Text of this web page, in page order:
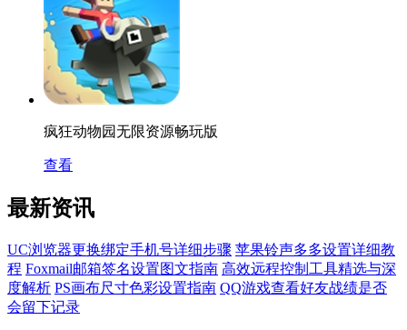
疯狂动物园无限资源畅玩版
查看
最新资讯
UC浏览器更换绑定手机号详细步骤 苹果铃声多多设置详细教
程 Foxmail邮箱签名设置图文指南 高效远程控制工具精选与深
度解析 PS画布尺寸色彩设置指南 QQ游戏查看好友战绩是否
会留下记录